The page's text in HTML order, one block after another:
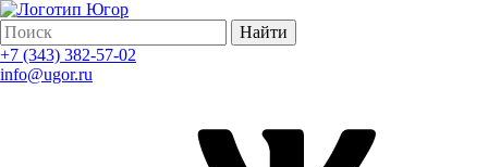
Найти
+7 (343) 382-57-02
info@ugor.ru